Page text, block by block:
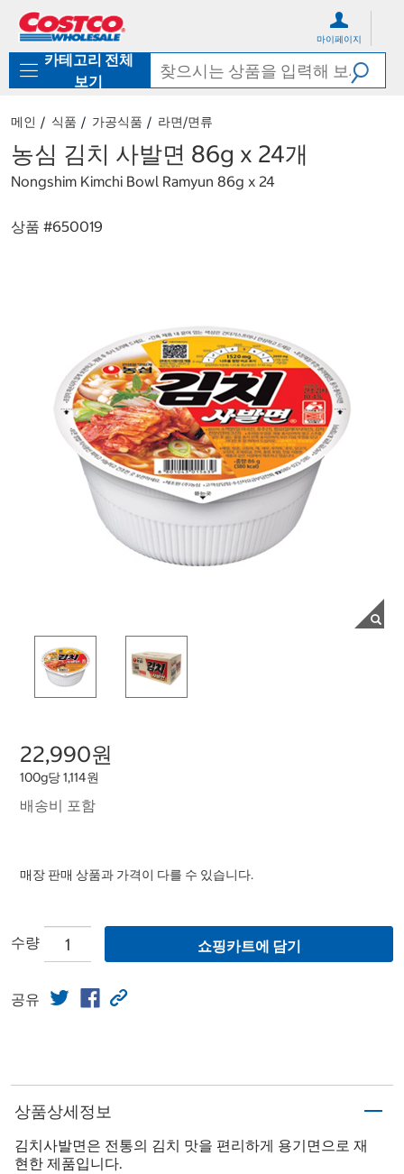
로
기
가
마이페이지
카테고리 전체
보기
메인 식품 가공식품 라면/면류
농심 김치 사발면 86g x 24개
Nongshim Kimchi Bowl Ramyun 86g x 24
상품 #650019
22,990원
100g당 1,114원
배송비 포함
매장 판매 상품과 가격이 다를 수 있습니다.
수량 쇼핑카트에 담기
공유
상품상세정보
김치사발면은 전통의 김치 맛을 편리하게 용기면으로 재
현한 제품입니다.